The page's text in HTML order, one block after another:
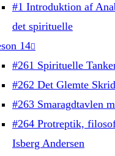
#1 Introduktion af
det spirituelle
14
#261 Spirituelle
#262 Det Glemte
#263 Smaragdtavlen
#264 Protreptik,
Isberg Andersen